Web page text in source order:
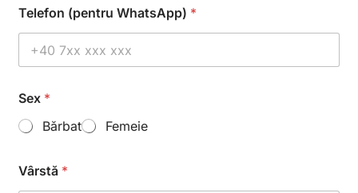
Telefon (pentru WhatsApp) *
Sex *
Bărbat
Femeie
Vârstă *